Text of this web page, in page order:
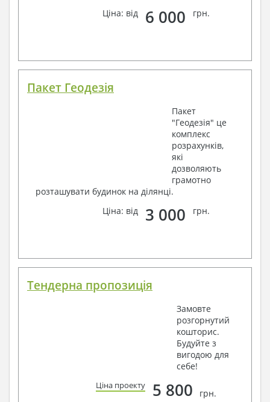
Ціна: від
6 000 грн.
Пакет Геодезія
Пакет
"Геодезія" це
комплекс
розрахунків,
які
дозволяють
грамотно
розташувати будинок на ділянці.
Ціна: від
3 000 грн.
Тендерна пропозиція
Замовте
розгорнутий
кошторис.
Будуйте з
вигодою для
себе!
Ціна проекту 5 800 грн.